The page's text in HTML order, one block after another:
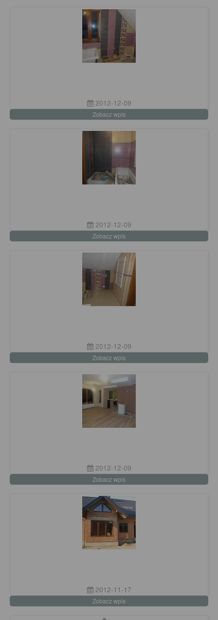
2012-12-09
Zobacz wpis
2012-12-09
Zobacz wpis
2012-12-09
Zobacz wpis
2012-12-09
Zobacz wpis
2012-11-17
Zobacz wpis